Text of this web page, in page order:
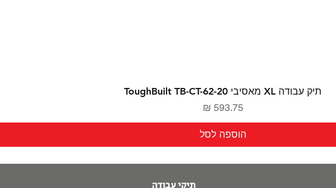
תיק עבודה XL מאסיבי ToughBuilt TB-CT-62-20
מחיר‏593.75 ‏₪
הוספה לסל
תיקי עבודה